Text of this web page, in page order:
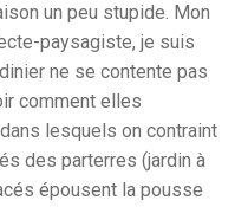
un peu stupide. Mon
paysagiste, je suis
ne se contente pas
comment elles
lesquels on contraint
des parterres (jardin à
épousent la pousse